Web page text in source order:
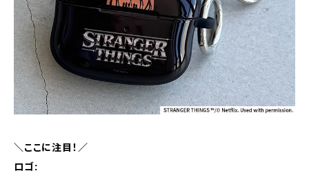
＼ここに注目！／
ロゴ: